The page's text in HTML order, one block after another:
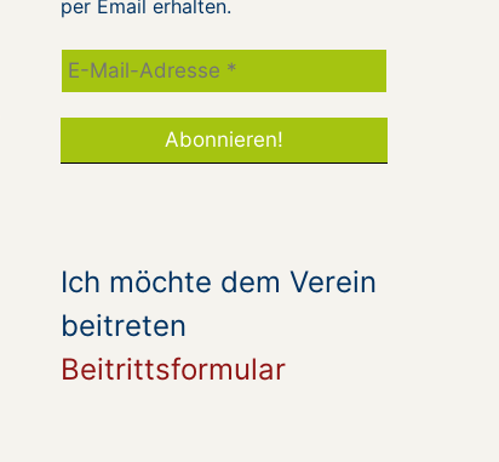
per Email erhalten.
Ich möchte dem Verein
beitreten
Beitrittsformular